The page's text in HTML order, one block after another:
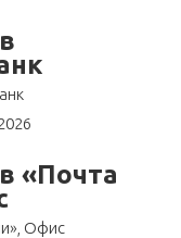
«Почта
Офис